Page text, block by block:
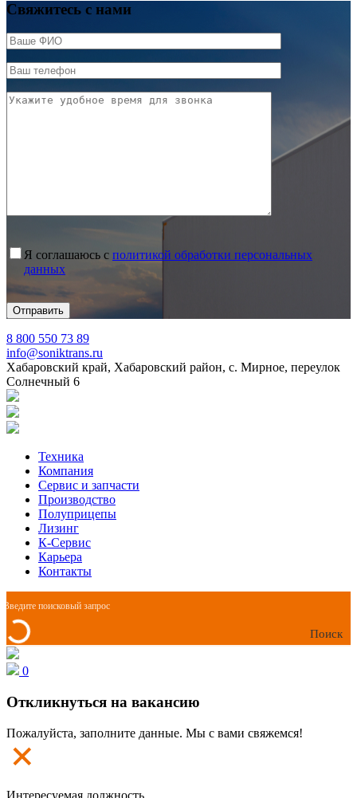
Свяжитесь с нами
Я соглашаюсь с политикой обработки персональных
данных
8 800 550 73 89
info@soniktrans.ru
Хабаровский край, Хабаровский район, с. Мирное, переулок
Солнечный 6
Техника
Компания
Сервис и запчасти
Производство
Полуприцепы
Лизинг
К-Сервис
Карьера
Контакты
Поиск
0
Откликнуться на вакансию
Пожалуйста, заполните данные. Мы с вами свяжемся!
Интересуемая должность